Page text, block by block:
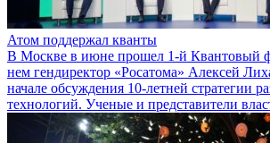
Атом поддержал кванты
В Москве в июне прошел 1-й Квантовый
нем гендиректор «Росатома» Алексей
начале обсуждения 10-летней стратегии
технологий. Ученые и представители